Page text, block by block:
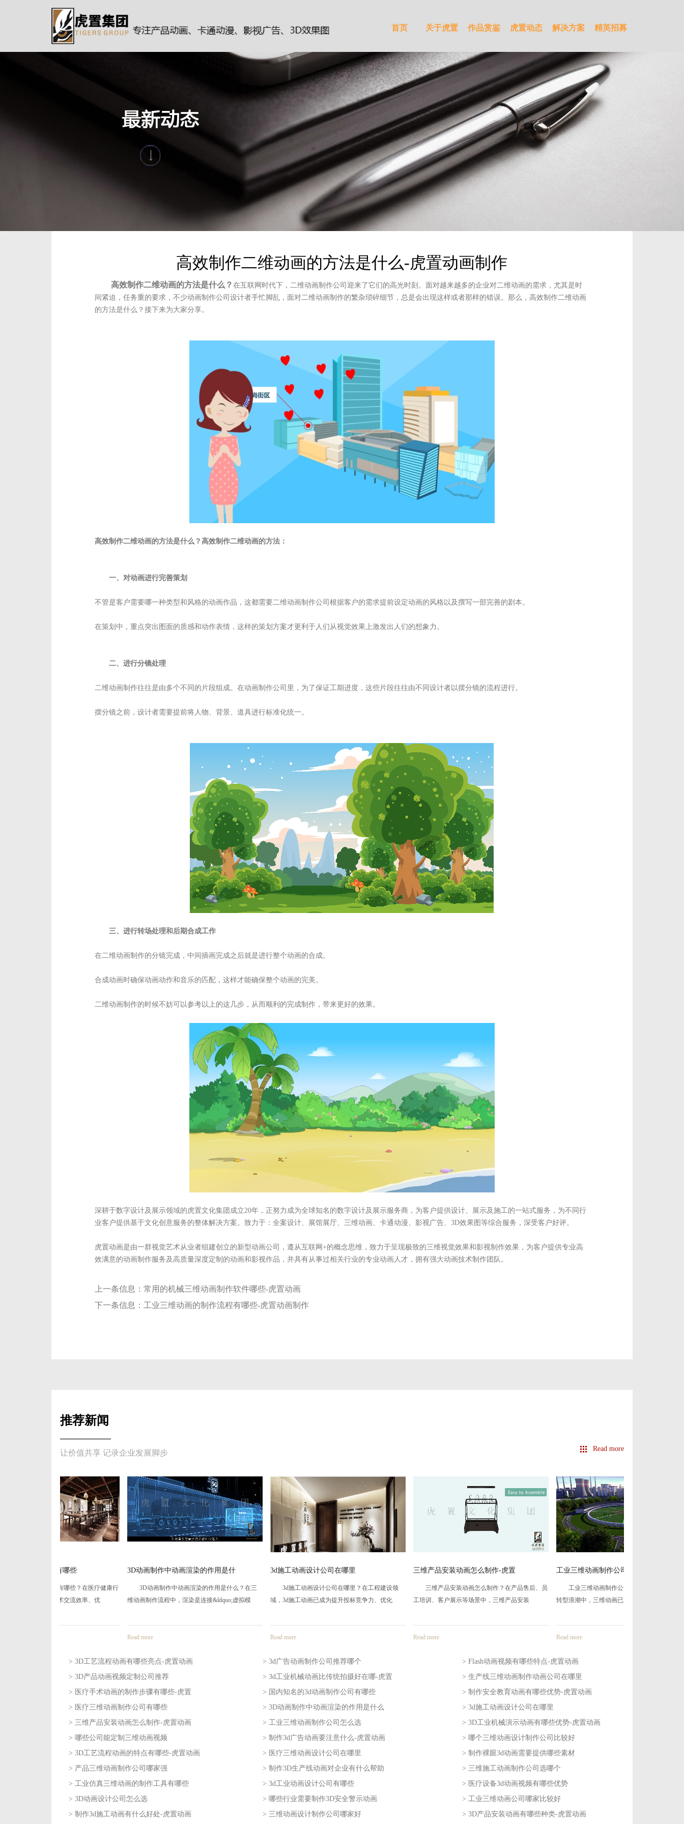
首页 关于虎置 作品赏鉴 虎置动态 解决方案 精英招募
高效制作二维动画的方法是什么-虎置动画制作
高效制作二维动画的方法是什么？在互联网时代下，二维动画制作公司迎来了它们的高光时刻。面对越来越多的企业对二维动画的需求，尤其是时
间紧迫，任务重的要求，不少动画制作公司设计者手忙脚乱，面对二维动画制作的繁杂琐碎细节，总是会出现这样或者那样的错误。那么，高效制作二维动画
的方法是什么？接下来为大家分享。
高效制作二维动画的方法是什么？高效制作二维动画的方法：
一、对动画进行完善策划
不管是客户需要哪一种类型和风格的动画作品，这都需要二维动画制作公司根据客户的需求提前设定动画的风格以及撰写一部完善的剧本。
在策划中，重点突出图面的质感和动作表情，这样的策划方案才更利于人们从视觉效果上激发出人们的想象力。
二、进行分镜处理
二维动画制作往往是由多个不同的片段组成。在动画制作公司里，为了保证工期进度，这些片段往往由不同设计者以摆分镜的流程进行。
摆分镜之前，设计者需要提前将人物、背景、道具进行标准化统一。
三、进行转场处理和后期合成工作
在二维动画制作的分镜完成，中间插画完成之后就是进行整个动画的合成。
合成动画时确保动画动作和音乐的匹配，这样才能确保整个动画的完美。
二维动画制作的时候不妨可以参考以上的这几步，从而顺利的完成制作，带来更好的效果。
深耕于数字设计及展示领域的虎置文化集团成立20年，正努力成为全球知名的数字设计及展示服务商，为客户提供设计、展示及施工的一站式服务，为不同行
业客户提供基于文化创意服务的整体解决方案。致力于：全案设计、展馆展厅、三维动画、卡通动漫、影视广告、3D效果图等综合服务，深受客户好评。
虎置动画是由一群视觉艺术从业者组建创立的新型动画公司，遵从互联网+的概念思维，致力于呈现极致的三维视觉效果和影视制作效果，为客户提供专业高
效满意的动画制作服务及高质量深度定制的动画和影视作品，并具有从事过相关行业的专业动画人才，拥有强大动画技术制作团队。
上一条信息：常用的机械三维动画制作软件哪些-虎置动画
下一条信息： 工业三维动画的制作流程有哪些-虎置动画制作
推荐新闻
让价值共享 记录企业发展脚步 Read more
3D动画制作中动画渲染的作用是什
3D动画制作中动画渲染的作用是什么？在三
维动画制作流程中，渲染是连接&ldquo;虚拟模
3d施工动画设计公司在哪里
3d施工动画设计公司在哪里？在工程建设领
域，3d施工动画已成为提升投标竞争力、优化
三维产品安装动画怎么制作-虎置
三维产品安装动画怎么制作？在产品售后、员
工培训、客户展示等场景中，三维产品安装
工业三维动画制作公司怎么选
工业三维动画制作公司怎么选？在工业数字化
转型浪潮中，三维动画已成为企业传递技术
> 3D工艺流程动画有哪些亮点-虎置动画
> 3d广告动画制作公司推荐哪个
2026-08-05
> Flash动画视频有哪些特点-虎置动画
> 3D产品动画视频定制公司推荐
2026-08-04
> 3d工业机械动画比传统拍摄好在哪-虎置
> 生产线三维动画制作动画公司在哪里
2026-08-03
> 医疗手术动画的制作步骤有哪些-虎置
> 国内知名的3d动画制作公司有哪些
2026-07-31
> 制作安全教育动画有哪些优势-虎置动画
> 医疗三维动画制作公司有哪些
2026-07-30
> 3D动画制作中动画渲染的作用是什么
> 3d施工动画设计公司在哪里
2026-07-29
> 三维产品安装动画怎么制作-虎置动画
> 工业三维动画制作公司怎么选
2026-07-28
> 3D工业机械演示动画有哪些优势-虎置动画
> 哪些公司能定制三维动画视频
2026-07-27
> 制作3d广告动画要注意什么-虎置动画
> 哪个三维动画设计制作公司比较好
> 3D工艺流程动画的特点有哪些-虎置动画
> 医疗三维动画设计公司在哪里
2026-07-23
> 制作裸眼3d动画需要提供哪些素材
> 产品三维动画制作公司哪家强
2026-07-22
> 制作3D生产线动画对企业有什么帮助
> 三维施工动画制作公司选哪个
> 工业仿真三维动画的制作工具有哪些
> 3d工业动画设计公司有哪些
> 医疗设备3d动画视频有哪些优势
> 3D动画设计公司怎么选
2026-07-17
> 哪些行业需要制作3D安全警示动画
> 工业三维动画公司哪家比较好
2026-07-16
> 制作3d施工动画有什么好处-虎置动画 > 三维动画设计制作公司哪家好 > 3D产品安装动画有哪些种类-虎置动画